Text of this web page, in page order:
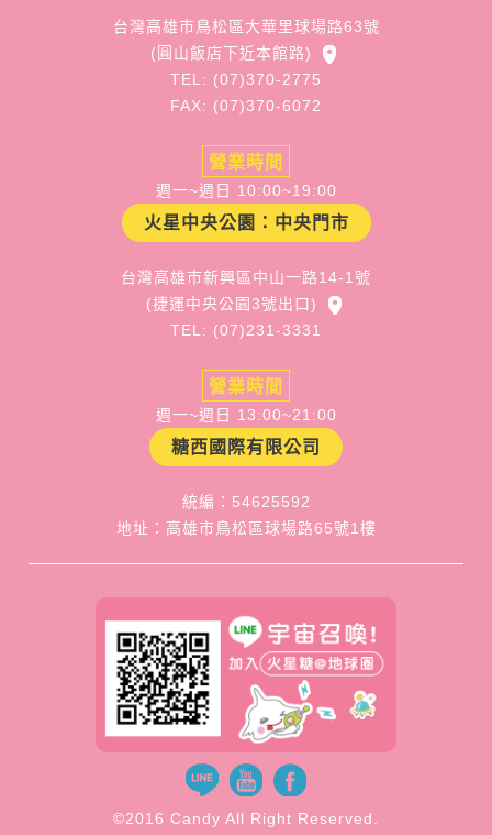
台灣高雄市鳥松區大華里球場路63號
(圓山飯店下近本館路)
TEL: (07)370-2775
FAX: (07)370-6072
營業時間
週一~週日 10:00~19:00
火星中央公園：中央門市
台灣高雄市新興區中山一路14-1號
(捷運中央公園3號出口)
TEL: (07)231-3331
營業時間
週一~週日 13:00~21:00
糖西國際有限公司
統編：54625592
地址：高雄市鳥松區球場路65號1樓
©2016 Candy All Right Reserved.